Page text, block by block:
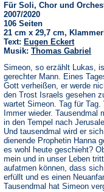
Für Soli, Chor und
2007/2020
106 Seiten
21 cm x 29,7 cm,
Text: Eugen Eckert
Musik: Thomas Gabriel
Simeon, so erzählt Lukas,
gerechter Mann. Eines
Gott verheißen, er werde
den Trost Israels gesehen
wartet Simeon. Tag für Tag.
Immer wieder. Tausendmal
in den Tempel nach
Und tausendmal wird er
dienende Prophetin Hanna
es wohl heute geschieht?
mein und in unser Leben
aufatmen können, dass
erfüllt und es einen
Tausendmal hat Simeon